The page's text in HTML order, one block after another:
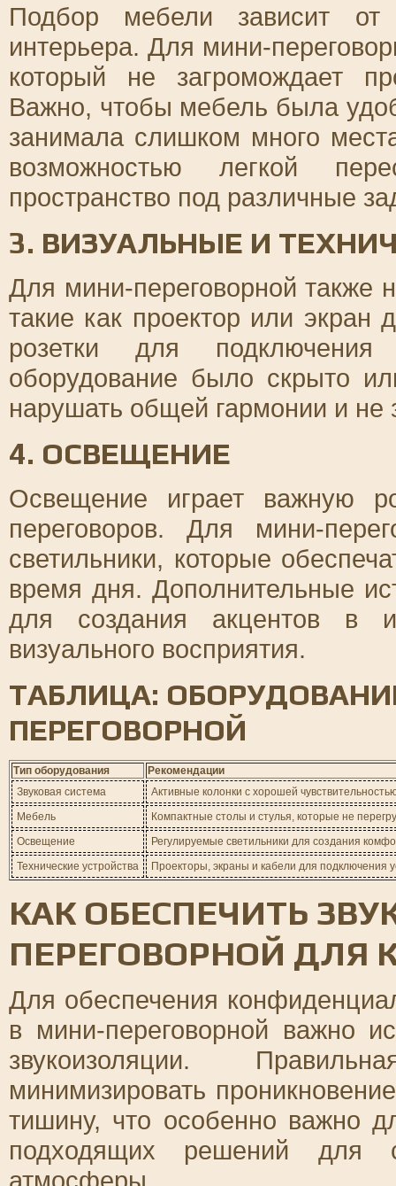
Подбор мебели зависит от
интерьера. Для мини-
который не загромождает
Важно, чтобы мебель была
занимала слишком много
возможностью легкой
пространство под различные
3. ВИЗУАЛЬНЫЕ И
Для мини-переговорной также
такие как проектор или экран
розетки для
оборудование было скрыто
нарушать общей гармонии и не
4. ОСВЕЩЕНИЕ
Освещение играет важную
переговоров. Для мини-
светильники, которые
время дня. Дополнительные
для создания акцентов в
визуального восприятия.
ТАБЛИЦА:
ПЕРЕГОВОРНОЙ
Тип оборудования
Рекомендации
Звуковая система
Активные колонки с хорошей
Мебель
Компактные столы и стулья, которые не
Освещение
Регулируемые светильники для создания
Технические устройства
Проекторы, экраны и кабели для подключения
КАК ОБЕСПЕЧИТЬ
ПЕРЕГОВОРНОЙ ДЛЯ
Для обеспечения
в мини-переговорной важно
звукоизоляции.
минимизировать
тишину, что особенно важно
подходящих решений для